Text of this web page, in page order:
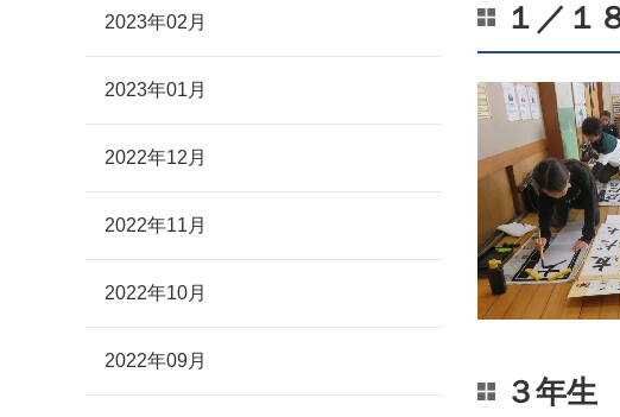
１／１
３年
2023年02月
2023年01月
2022年12月
2022年11月
2022年10月
2022年09月